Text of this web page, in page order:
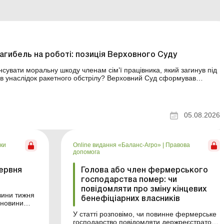
на роботі: позиція Верховного Суду
моральну шкоду членам сім’ї працівника, який загинув під
унаслідок ракетного обстрілу? Верховний Суд сформував
05.08.2026
Online видання «Баланс-Агро»
Правова
допомога
Голова або член фермерського
господарства помер: чи
повідомляти про зміну кінцевих
бенефіціарних власників
У статті розповімо, чи повинне фермерське
господарство повідомляти держреєстратора